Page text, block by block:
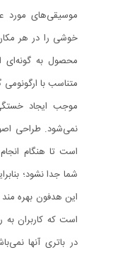
موسیقی‌های مورد
خوشی را در هر
محصول به گونه‌ای
متناسب با
موجب ایجاد
است تا هنگام
شما جدا نشود؛
این هدفون بهره
است که کاربران به
در باتری آنها